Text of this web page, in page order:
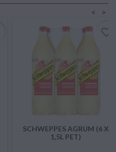
>
<
SCHWEPPES AGRUM (6 X
1,5L PET)
favorite_border